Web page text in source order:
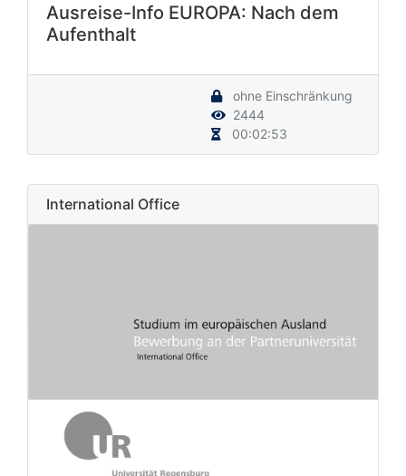
Ausreise-Info EUROPA: Nach dem
Aufenthalt
ohne Einschränkung
2444
00:02:53
International Office